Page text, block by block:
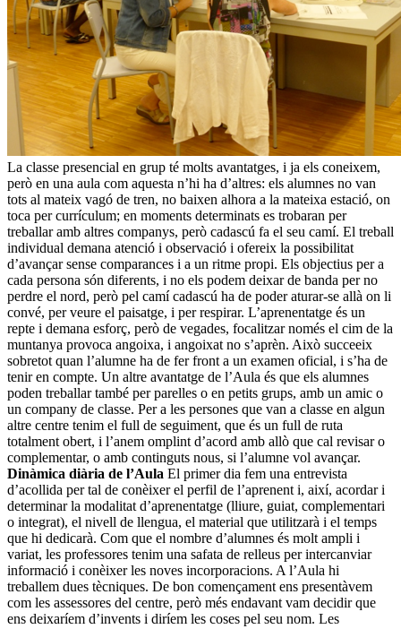
La classe presencial en grup té molts avantatges, i ja els coneixem,
però en una aula com aquesta n’hi ha d’altres: els alumnes no van
tots al mateix vagó de tren, no baixen alhora a la mateixa estació, on
toca per currículum; en moments determinats es trobaran per
treballar amb altres companys, però cadascú fa el seu camí. El treball
individual demana atenció i observació i ofereix la possibilitat
d’avançar sense comparances i a un ritme propi. Els objectius per a
cada persona són diferents, i no els podem deixar de banda per no
perdre el nord, però pel camí cadascú ha de poder aturar-se allà on li
convé, per veure el paisatge, i per respirar. L’aprenentatge és un
repte i demana esforç, però de vegades, focalitzar només el cim de la
muntanya provoca angoixa, i angoixat no s’aprèn. Això succeeix
sobretot quan l’alumne ha de fer front a un examen oficial, i s’ha de
tenir en compte. Un altre avantatge de l’Aula és que els alumnes
poden treballar també per parelles o en petits grups, amb un amic o
un company de classe. Per a les persones que van a classe en algun
altre centre tenim el full de seguiment, que és un full de ruta
totalment obert, i l’anem omplint d’acord amb allò que cal revisar o
complementar, o amb continguts nous, si l’alumne vol avançar.
Dinàmica diària de l’Aula El primer dia fem una entrevista
d’acollida per tal de conèixer el perfil de l’aprenent i, així, acordar i
determinar la modalitat d’aprenentatge (lliure, guiat, complementari
o integrat), el nivell de llengua, el material que utilitzarà i el temps
que hi dedicarà. Com que el nombre d’alumnes és molt ampli i
variat, les professores tenim una safata de relleus per intercanviar
informació i conèixer les noves incorporacions. A l’Aula hi
treballem dues tècniques. De bon començament ens presentàvem
com les assessores del centre, però més endavant vam decidir que
ens deixaríem d’invents i diríem les coses pel seu nom. Les